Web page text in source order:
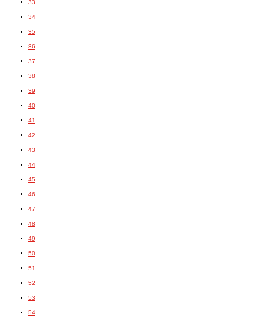
33
34
35
36
37
38
39
40
41
42
43
44
45
46
47
48
49
50
51
52
53
54